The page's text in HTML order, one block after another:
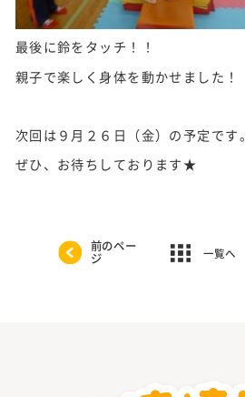
最後に鈴をタッチ！！
親子で楽しく身体を動かせました！
次回は９月２６日（金）の予定です。
ぜひ、お待ちしております★
前のペー
ジ 一覧へ